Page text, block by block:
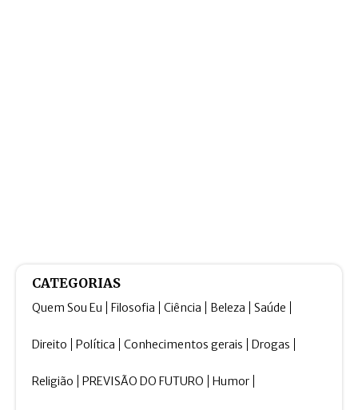
CATEGORIAS
Quem Sou Eu Filosofia Ciência Beleza Saúde
Direito Política Conhecimentos gerais Drogas
Religião PREVISÃO DO FUTURO Humor